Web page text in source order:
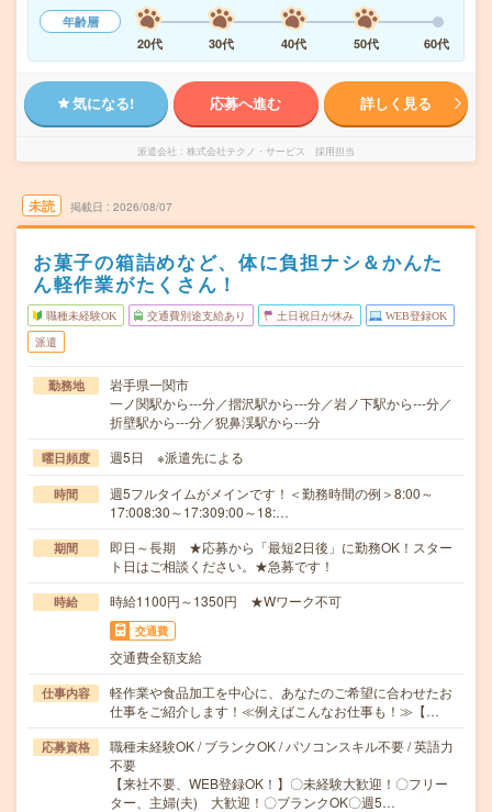
年齢層
20代
30代 40代 50代 60代
気になる! 応募へ進む 詳しく見る
派遣会社 株式会社テクノ・サービス 採用担当
未読 掲載日 2026/08/07
お菓子の箱詰めなど、体に負担ナシ＆かんた
ん軽作業がたくさん！
職種未経験OK 交通費別途支給あり 土日祝日が休み WEB登録OK
派遣
勤務地
岩手県一関市
一ノ関駅から---分／摺沢駅から---分／岩ノ下駅から---分／
折壁駅から---分／猊鼻渓駅から---分
曜日頻度 週5日 ※派遣先による
時間
週5フルタイムがメインです！＜勤務時間の例＞8:00～
17:008:30～17:309:00～18:…
期間
即日～長期 ★応募から「最短2日後」に勤務OK！スター
ト日はご相談ください。★急募です！
時給 時給1100円～1350円 ★Wワーク不可
交通費
交通費全額支給
仕事内容
軽作業や食品加工を中心に、あなたのご希望に合わせたお
仕事をご紹介します！≪例えばこんなお仕事も！≫【…
応募資格
職種未経験OK / ブランクOK / パソコンスキル不要 / 英語力
不要
【来社不要、WEB登録OK！】〇未経験大歓迎！〇フリー
ター、主婦(夫) 大歓迎！〇ブランクOK〇週5…